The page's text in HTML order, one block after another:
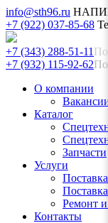
info@sth96.ru
+7 (922) 037-85-68
+7 (343) 288-51-11
+7 (932) 115-92-62
О компании
Каталог
Запчасти
Услуги
Ремонт
Контакты